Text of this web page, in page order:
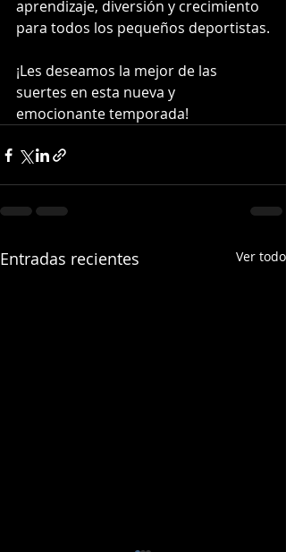
aprendizaje, diversión y crecimiento
para todos los pequeños deportistas.
¡Les deseamos la mejor de las
suertes en esta nueva y
emocionante temporada!
Entradas recientes Ver todo